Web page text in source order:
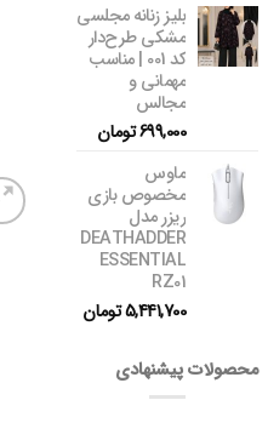
بلیز زنانه مجلسی
مشکی طرح‌دار
کد 001 | مناسب
مهمانی و
مجالس
699,000تومان
ماوس
مخصوص بازی
ریزر مدل
DEATHADDER
ESSENTIAL
RZ01
5,441,700تومان
محصولات پیشنهادی